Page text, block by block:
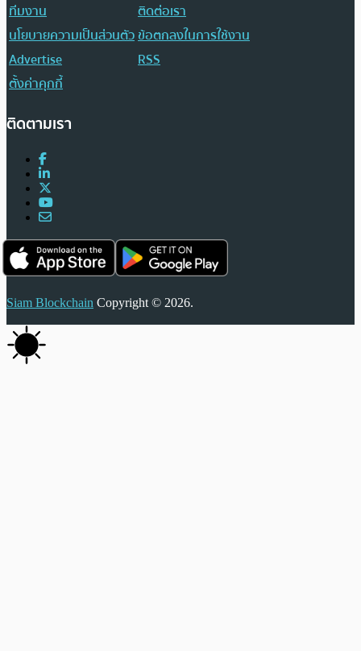
ทีมงาน
ติดต่อเรา
นโยบายความเป็นส่วนตัวข้อตกลงในการใช้งาน
Advertise
RSS
ตั้งค่าคุกกี้
ติดตามเรา
Siam Blockchain Copyright © 2026.